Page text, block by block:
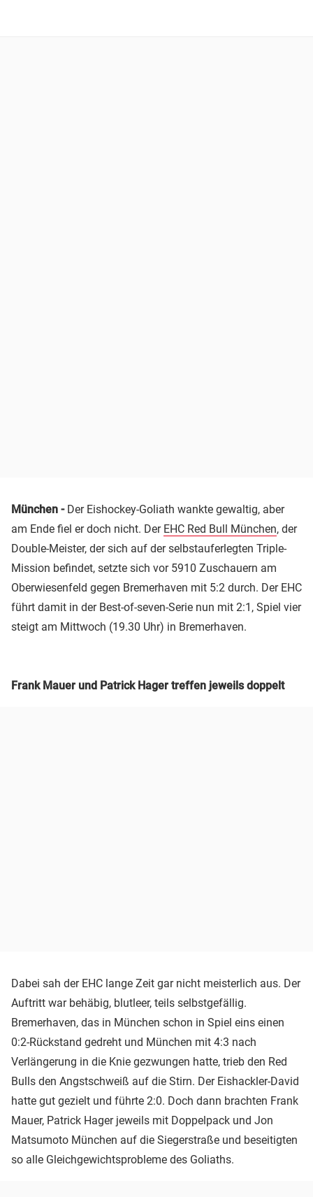
München - Der Eishockey-Goliath wankte gewaltig, aber
am Ende fiel er doch nicht. Der EHC Red Bull München, der
Double-Meister, der sich auf der selbstauferlegten Triple-
Mission befindet, setzte sich vor 5910 Zuschauern am
Oberwiesenfeld gegen Bremerhaven mit 5:2 durch. Der EHC
führt damit in der Best-of-seven-Serie nun mit 2:1, Spiel vier
steigt am Mittwoch (19.30 Uhr) in Bremerhaven.
Frank Mauer und Patrick Hager treffen jeweils doppelt
Dabei sah der EHC lange Zeit gar nicht meisterlich aus. Der
Auftritt war behäbig, blutleer, teils selbstgefällig.
Bremerhaven, das in München schon in Spiel eins einen
0:2-Rückstand gedreht und München mit 4:3 nach
Verlängerung in die Knie gezwungen hatte, trieb den Red
Bulls den Angstschweiß auf die Stirn. Der Eishackler-David
hatte gut gezielt und führte 2:0. Doch dann brachten Frank
Mauer, Patrick Hager jeweils mit Doppelpack und Jon
Matsumoto München auf die Siegerstraße und beseitigten
so alle Gleichgewichtsprobleme des Goliaths.